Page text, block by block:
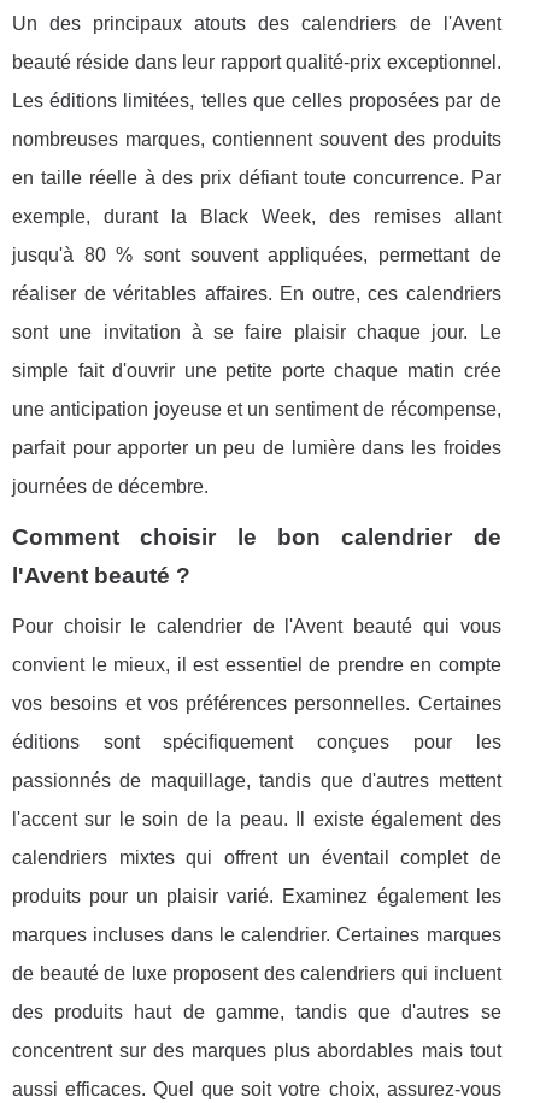
Un des principaux atouts des calendriers de l'Avent
beauté réside dans leur rapport qualité-prix exceptionnel.
Les éditions limitées, telles que celles proposées par de
nombreuses marques, contiennent souvent des produits
en taille réelle à des prix défiant toute concurrence. Par
exemple, durant la Black Week, des remises allant
jusqu'à 80 % sont souvent appliquées, permettant de
réaliser de véritables affaires. En outre, ces calendriers
sont une invitation à se faire plaisir chaque jour. Le
simple fait d'ouvrir une petite porte chaque matin crée
une anticipation joyeuse et un sentiment de récompense,
parfait pour apporter un peu de lumière dans les froides
journées de décembre.
Comment choisir le bon calendrier de
l'Avent beauté ?
Pour choisir le calendrier de l'Avent beauté qui vous
convient le mieux, il est essentiel de prendre en compte
vos besoins et vos préférences personnelles. Certaines
éditions sont spécifiquement conçues pour les
passionnés de maquillage, tandis que d'autres mettent
l'accent sur le soin de la peau. Il existe également des
calendriers mixtes qui offrent un éventail complet de
produits pour un plaisir varié. Examinez également les
marques incluses dans le calendrier. Certaines marques
de beauté de luxe proposent des calendriers qui incluent
des produits haut de gamme, tandis que d'autres se
concentrent sur des marques plus abordables mais tout
aussi efficaces. Quel que soit votre choix, assurez-vous